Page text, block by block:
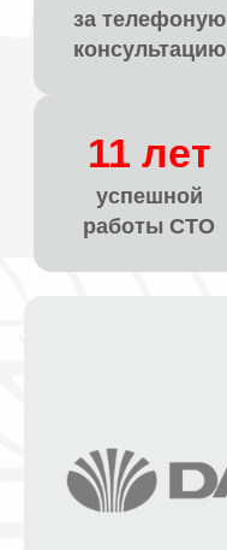
за телефоную
консультацию
11 лет
успешной
работы СТО